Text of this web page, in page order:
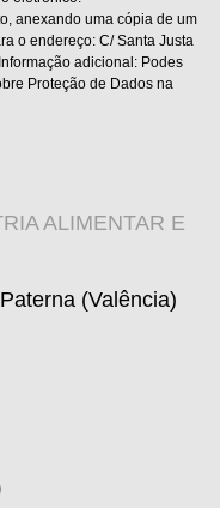
anexando uma cópia de um
o endereço: C/ Santa Justa
adicional: Podes
Proteção de Dados na
ALIMENTAR E
(Valência)